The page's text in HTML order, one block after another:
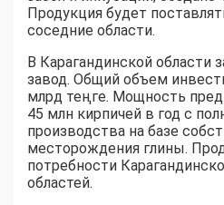
Продукция будет
соседние области.
В Карагандинской области
завод. Общий объем
млрд теңге. Мощность
45 млн кирпичей в год с
производства на базе
месторождения глины.
потребности
областей.